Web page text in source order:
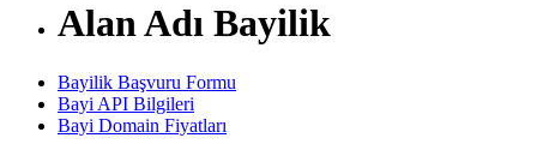
Alan Adı Bayilik
Bayilik Başvuru Formu
Bayi API Bilgileri
Bayi Domain Fiyatları